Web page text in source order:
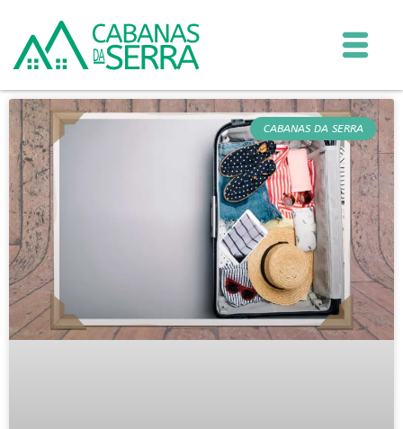
CABANAS DA SERRA